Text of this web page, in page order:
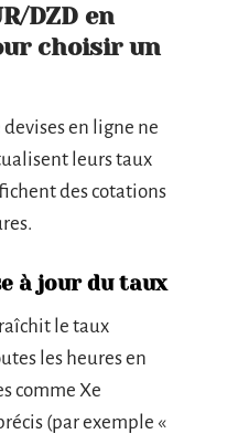
DZD en
choisir un
devises en ligne ne
leurs taux
des cotations
à jour du taux
le taux
les heures en
comme Xe
(par exemple «